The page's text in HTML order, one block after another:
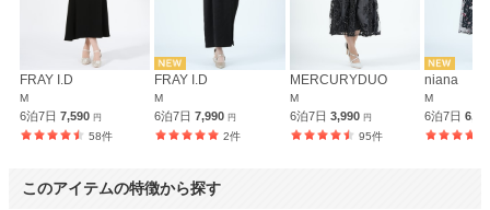
FRAY I.D
M
6泊7日 7,590 円
58件
FRAY I.D
M
6泊7日7,990円
2件
MERCURYDUO
M
6泊7日 3,990 円
95件
niana
M
6泊7日
このアイテムの特徴から探す